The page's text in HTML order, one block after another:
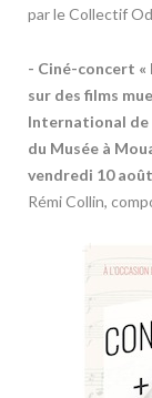
par le Collectif
- Ciné-concert «
sur des films
International de
du Musée à
vendredi 10
Rémi Collin,